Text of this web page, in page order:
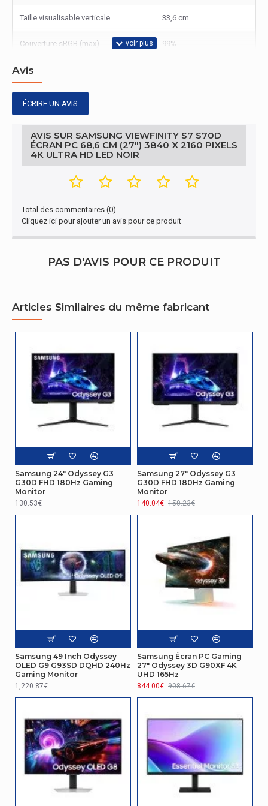
Taille visualisable verticale 33,6 cm
Couverture sRGB (max) 99%
Taux de d'actualisation maximal
Prise en charge HDR Oui
dynamique
Écran
Nombre de couleurs affichées
1.07 milliards de
Conditions environnementales
Connectivité
Type de port de service USB Type-A
Connectivité
Concentrateur USB intégré Non
Quantité de ports HDMI 1
Connectivité
Connectivité
Version HDCP 2.2
Résolution de l'écran 3840 x 2160 pixels
Écran tactile Non
Gestion d'énergie
Tension d'entrée AC 100 - 240 V
Avis
ÉCRIRE UN AVIS
AVIS SUR SAMSUNG VIEWFINITY S7 S70D
ÉCRAN PC 68,6 CM (27") 3840 X 2160 PIXELS
4K ULTRA HD LED NOIR
Total des commentaires (0)
Cliquez ici pour ajouter un avis pour ce produit
PAS D'AVIS POUR CE PRODUIT
Articles Similaires du même fabricant
Samsung 24" Odyssey G3
G30D FHD 180Hz Gaming
Monitor
130.53€
Samsung 27" Odyssey G3
G30D FHD 180Hz Gaming
Monitor
140.04€ 150.23€
Samsung 49 Inch Odyssey
OLED G9 G93SD DQHD 240Hz
Gaming Monitor
1,220.87€
Samsung Écran PC Gaming
27" Odyssey 3D G90XF 4K
UHD 165Hz
844.00€ 908.67€